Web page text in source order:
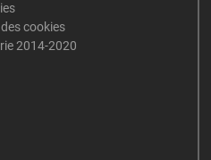
cookies
2014-2020